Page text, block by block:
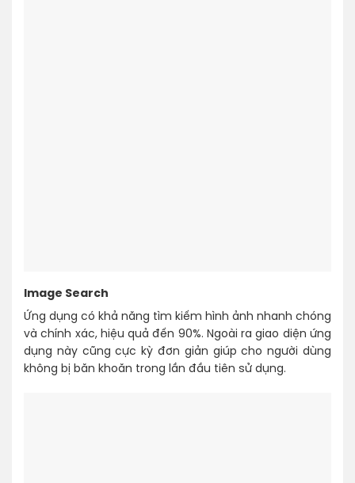
Image Search
Ứng dụng có khả năng tìm kiếm hình ảnh nhanh chóng
và chính xác, hiệu quả đến 90%. Ngoài ra giao diện ứng
dụng này cũng cực kỳ đơn giản giúp cho người dùng
không bị băn khoăn trong lần đầu tiên sử dụng.